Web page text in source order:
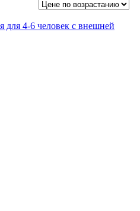
для 4-6 человек с внешней